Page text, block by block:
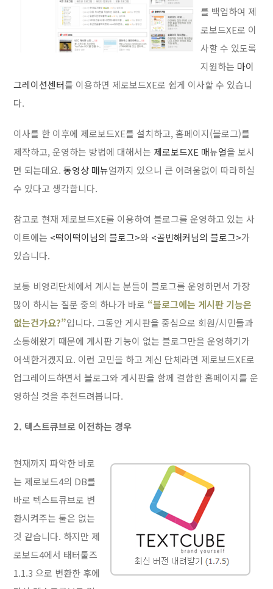
를 백업하여 제
로보드XE로 이
사할 수 있도록
지원하는 마이
그레이션센터를 이용하면 제로보드XE로 쉽게 이사할 수 있습니
다.
이사를 한 이후에 제로보드XE를 설치하고, 홈페이지(블로그)를
제작하고, 운영하는 방법에 대해서는 제로보드XE 매뉴얼을 보시
면 되는데요.동영상 매뉴얼까지 있으니 큰 어려움없이 따라하실
수 있다고 생각합니다.
참고로 현재 제로보드XE를 이용하여 블로그를 운영하고 있는 사
이트에는 <떡이떡이님의 블로그>와 <골빈해커님의 블로그>가
있습니다.
보통 비영리단체에서 계시는 분들이 블로그를 운영하면서 가장
많이 하시는 질문 중의 하나가 바로 “블로그에는 게시판 기능은
없는건가요?”입니다. 그동안 게시판을 중심으로 회원/시민들과
소통해왔기 때문에 게시판 기능이 없는 블로그만을 운영하기가
어색한거겠지요. 이런 고민을 하고 계신 단체라면 제로보드XE로
업그레이드하면서 블로그와 게시판을 함께 결합한 홈페이지를 운
영하실 것을 추천드려봅니다.
2. 텍스트큐브로 이전하는 경우
현재까지 파악한 바로
는 제로보드4의 DB를
바로 텍스트큐브로 변
환시켜주는 툴은 없는
것 같습니다. 하지만 제
로보드4에서 태터툴즈
1.1.3 으로 변환한 후에